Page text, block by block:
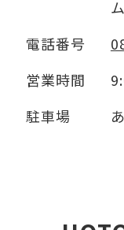
電話番号
営業時間
駐車場